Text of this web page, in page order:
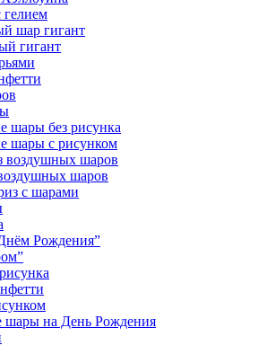
шар гигант
гигант
шары без рисунка
шары с рисунком
воздушных шаров
шаров
с шарами
Рождения”
шары на День Рождения